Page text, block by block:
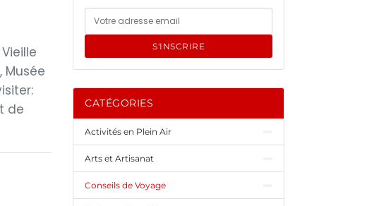
Musée
de
S'INSCRIRE
CATÉGORIES
Activités en Plein Air
Arts et Artisanat
Conseils de Voyage